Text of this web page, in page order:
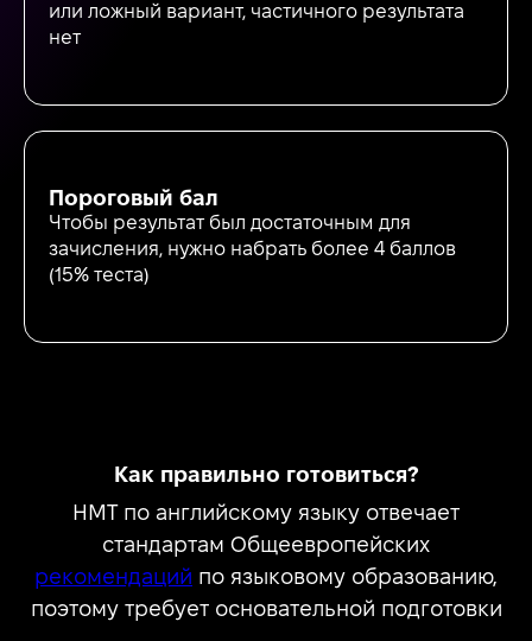
или ложный вариант, частичного результата
нет
Пороговый бал
Чтобы результат был достаточным для
зачисления, нужно набрать более 4 баллов
(15% теста)
Как правильно готовиться?
НМТ по английскому языку отвечает
стандартам Общеевропейских
рекомендаций по языковому образованию,
поэтому требует основательной подготовки